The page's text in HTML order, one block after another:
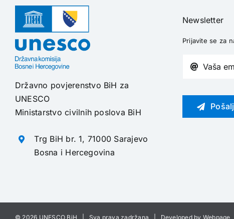
Državno povjerenstvo BiH za
UNESCO
Ministarstvo civilnih poslova BiH
Trg BiH br. 1, 71000 Sarajevo
Bosna i Hercegovina
Newsletter
Prijavite se za
© 2026 UNESCO BiH | Sva prava zadržana | Developed by Webpage